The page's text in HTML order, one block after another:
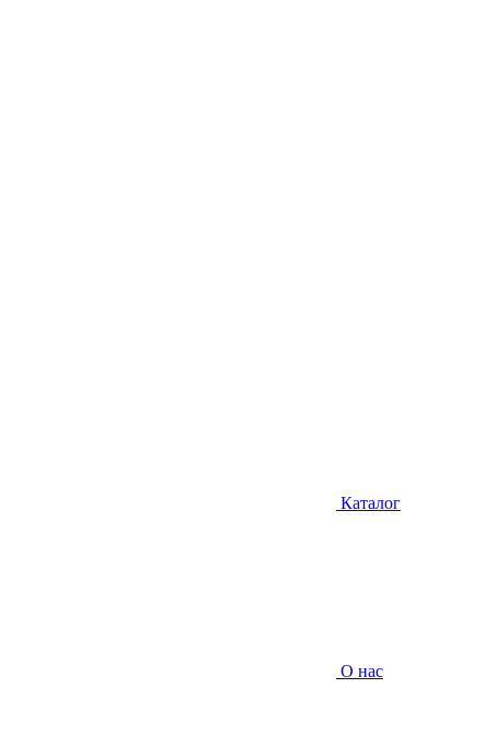
Каталог
О нас